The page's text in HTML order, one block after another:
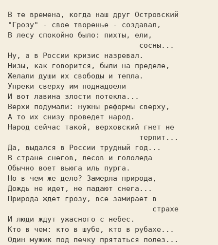
В те времена, когда наш друг Островский
"Грозу" - свое творенье - создавал,
В лесу спокойно было: пихты, ели,
Ну, а в России кризис назревал.
Низы, как говорится, были на пределе,
Желали души их свободы и тепла.
Упреки сверху им поднадоели
И вот лавина злости потекла...
Верхи подумали: нужны реформы сверху,
А то их снизу проведет народ.
Народ сейчас такой, верховский гнет не
Да, выдался в России трудный год...
В стране снегов, лесов и гололеда
Обычно воет вьюга иль пурга.
Но в чем же дело? Замерла природа,
Дождь не идет, не падают снега...
И люди ждут ужасного с небес.
Кто в чем: кто в шубе, кто в рубахе...
Один мужик под печку прятаться полез...